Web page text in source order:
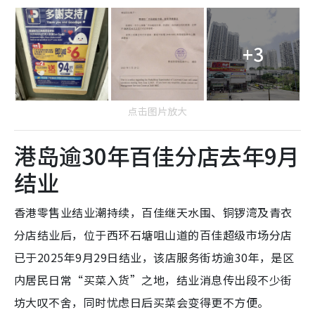
+3
点击图片放大
港岛逾30年百佳分店去年9月
结业
香港零售业结业潮持续，百佳继天水围、铜锣湾及青衣
分店结业后，位于西环石塘咀山道的百佳超级市场分店
已于2025年9月29日结业，该店服务街坊逾30年，是区
内居民日常“买菜入货”之地，结业消息传出段不少街
坊大叹不舍，同时忧虑日后买菜会变得更不方便。